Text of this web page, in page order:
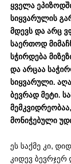
ყველა
სიყვარულის
მდევს და არც
საერთოდ
სჭირდება
და არცაა
სიყვარული.
ბევრად მეტი.
მონიჭებული
ეს საქმე კი,
კიდევ